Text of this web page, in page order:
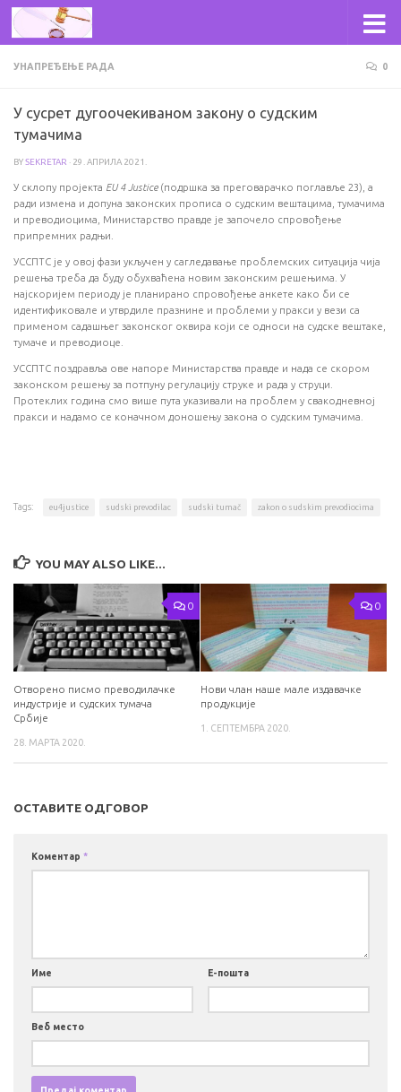
Skip to content
УНАПРЕЂЕЊЕ РАДА 0
У сусрет дугоочекиваном закону о судским
тумачима
BYSEKRETAR · 29. АПРИЛА 2021.
У склопу пројекта EU 4 Justice(подршка за преговарачко поглавље 23), а
ради измена и допуна законских прописа о судским вештацима, тумачима
и преводиоцима, Министарство правде је започело спровођење
припремних радњи.
УССПТС је у овој фази укључен у сагледавање проблемских ситуација чија
решења треба да буду обухваћена новим законским решењима. У
најскоријем периоду је планирано спровођење анкете како би се
идентификовале и утврдиле празнине и проблеми у пракси у вези са
применом садашњег законског оквира који се односи на судске вештаке,
тумаче и преводиоце.
УССПТС поздравља ове напоре Министарства правде и нада се скором
законском решењу за потпуну регулацију струке и рада у струци.
Протеклих година смо више пута указивали на проблем у свакодневној
пракси и надамо се коначном доношењу закона о судским тумачима.
Tags: eu4justice sudski prevodilac sudski tumač zakon o sudskim prevodiocima
YOU MAY ALSO LIKE...
0
Отворено писмо преводилачке
индустрије и судских тумача
Србије
28. МАРТА 2020.
0
Нови члан наше мале издавачке
продукције
1. СЕПТЕМБРА 2020.
ОСТАВИТЕ ОДГОВОР
Коментар *
Име Е-пошта
Веб место